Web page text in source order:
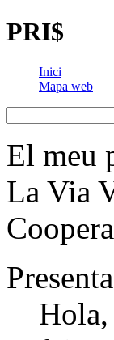
PRI$
Inici
Mapa web
El meu
La Via